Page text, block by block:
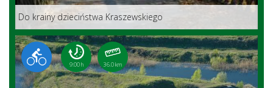
Do krainy dzieciństwa Kraszewskiego
9:00 h 36.0 km